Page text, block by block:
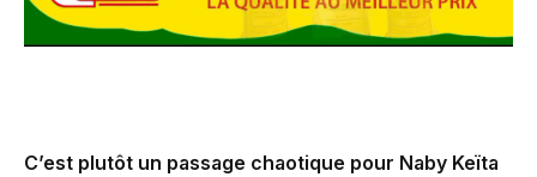
C’est plutôt un passage chaotique pour Naby Keïta